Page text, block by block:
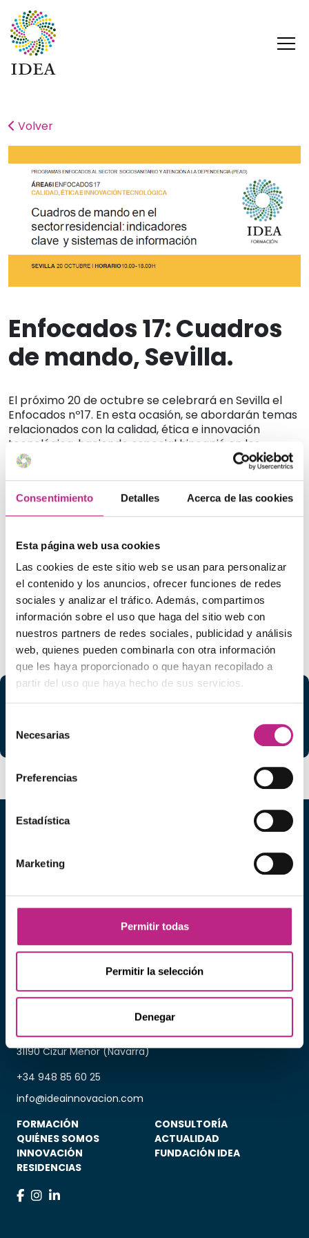
Consentimiento Detalles Acerca de las cookies
Esta página web usa cookies
Las cookies de este sitio web se usan para personalizar
el contenido y los anuncios, ofrecer funciones de redes
sociales y analizar el tráfico. Además, compartimos
información sobre el uso que haga del sitio web con
nuestros partners de redes sociales, publicidad y análisis
web, quienes pueden combinarla con otra información
que les haya proporcionado o que hayan recopilado a
partir del uso que haya hecho de sus servicios.
Necesarias
Preferencias
Estadística
Marketing
Permitir todas
Permitir la selección
Denegar
Volver
Enfocados 17: Cuadros
de mando, Sevilla.
El próximo 20 de octubre se celebrará en Sevilla el
Enfocados nº17. En esta ocasión, se abordarán temas
relacionados con la calidad, ética e innovación
tecnológica, haciendo especial hincapié en los
Cuadros de mando en el sector residencial:
indicadores clave y sistemas de información.
La cita tendrá lugar en el Colegio de Médicos de
Sevilla.
Para más información estamos a tu disposición en:
programaenfocados@ideainnovacion.com o TL 948
856 025
Descarga toda la información aquí:
Enfocados 17 Sevilla 20 de Octubre
Camino de Esquíroz 6, Oficina 9 -
31190 Cizur Menor (Navarra)
+34 948 85 60 25
info@ideainnovacion.com
FORMACIÓN
CONSULTORÍA
QUIÉNES SOMOS
ACTUALIDAD
INNOVACIÓN
FUNDACIÓN IDEA
RESIDENCIAS